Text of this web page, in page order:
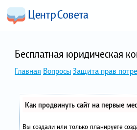
Бесплатная юридическая
Главная ВопросыЗащита прав
Как продвинуть сайт на первые
Вы создали или только планируете